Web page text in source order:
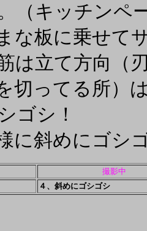
（キッチンペ
な板に乗せて
は立て方向（
切ってる所）
ゴシ！
に斜めにゴシ
撮影中
４、斜めにゴシゴシ